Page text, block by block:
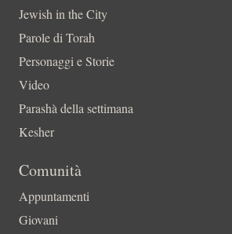
Jewish in the City
Parole di Torah
Personaggi e Storie
Video
Parashà della settimana
Kesher
Comunità
Appuntamenti
Giovani